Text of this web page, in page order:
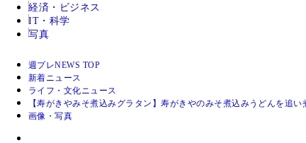
経済・ビジネス
IT・科学
写真
週プレNEWS TOP
新着ニュース
ライフ・文化ニュース
【寿がきやみそ煮込みグラタン】寿がきやのみそ煮込みうどんを追
画像・写真